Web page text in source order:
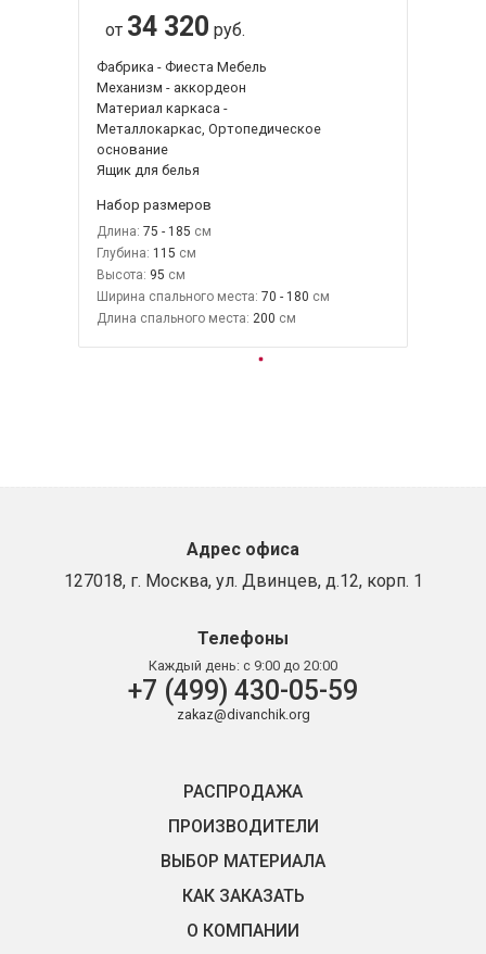
от 34 320 руб.
Фабрика - Фиеста Мебель
Механизм - аккордеон
Материал каркаса -
Металлокаркас, Ортопедическое
основание
Ящик для белья
Набор размеров
Длина: 75 - 185
Глубина: 115
Высота: 95
Ширина спального места: 70 - 180
Длина спального места: 200
Адрес офиса
127018, г. Москва, ул. Двинцев, д.12, корп. 1
Телефоны
Каждый день: с 9:00 до 20:00
+7 (499) 430-05-59
zakaz@divanchik.org
РАСПРОДАЖА
ПРОИЗВОДИТЕЛИ
ВЫБОР МАТЕРИАЛА
КАК ЗАКАЗАТЬ
О КОМПАНИИ